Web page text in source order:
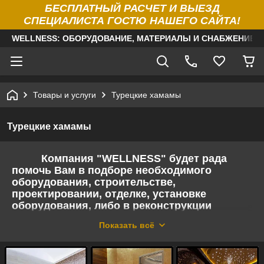
БЕСПЛАТНЫЙ РАСЧЕТ И ВЫЕЗД
СПЕЦИАЛИСТА ГОСТЮ НАШЕГО САЙТА!
WELLNESS: ОБОРУДОВАНИЕ, МАТЕРИАЛЫ И
Товары и услуги Турецкие хамамы
Турецкие хамамы
Компания "WELLNESS" будет рада
помочь Вам в подборе необходимого
оборудования, строительстве,
проектировании, отделке, установке
оборудования, либо в реконструкции
Подарите себе удовольствие
попариться в собственном домашнем
Показать всё